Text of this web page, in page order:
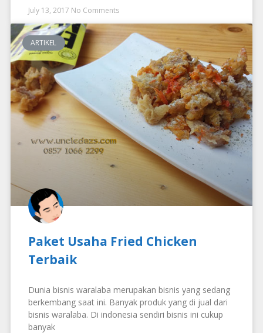
July 13, 2017 No Comments
ARTIKEL
Paket Usaha Fried Chicken
Terbaik
Dunia bisnis waralaba merupakan bisnis yang sedang
berkembang saat ini. Banyak produk yang di jual dari
bisnis waralaba. Di indonesia sendiri bisnis ini cukup
banyak